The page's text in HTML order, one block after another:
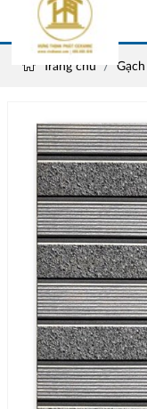
Trang chủ Gạch